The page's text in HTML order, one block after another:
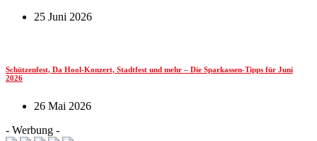
25 Juni 2026
Schützenfest, Da Hool-Konzert, Stadtfest und mehr – Die Sparkassen-Tipps für Juni
2026
26 Mai 2026
- Werbung -